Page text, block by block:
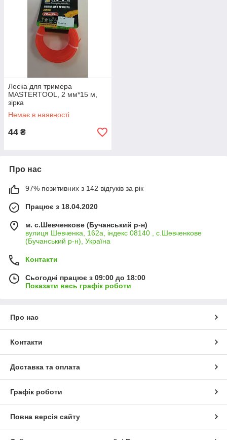
Леска для тримера
MASTERTOOL, 2 мм*15 м,
зірка
Немає в наявності
44 ₴
Про нас
97% позитивних з 142 відгуків за рік
Працює з 18.04.2020
м. с.Шевченкове (Бучанський р-н)
вулиця Шевченка, 162а, індекс 08140 , с.Шевченкове
(Бучанський р-н), Україна
Контакти
Сьогодні працює з 09:00 до 18:00
Показати весь графік роботи
Про нас
Контакти
Доставка та оплата
Графік роботи
Повна версія сайту